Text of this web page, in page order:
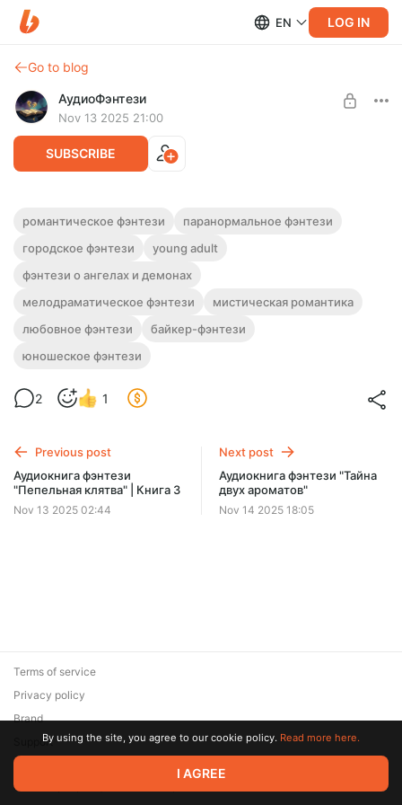
EN LOG IN
Go to blog
АудиоФэнтези
Nov 13 2025 21:00
SUBSCRIBE
Аудиокнига фэнтези "Любовь сквозь
века" | Трилогия
Полная версия.
рекламы и любых ограничений!
Level required:
UNLOCK WITH DISCOUNT
$1.86 per month
романтическое фэнтези
паранормальное фэнтези
городское фэнтези
young adult
фэнтези о ангелах и демонах
мелодраматическое фэнтези
мистическая романтика
любовное фэнтези
байкер-фэнтези
юношеское фэнтези
2 1
Previous post
Аудиокнига фэнтези
"Пепельная клятва" | Книга 3
Nov 13 2025 02:44
Next post
Аудиокнига фэнтези "Тайна
двух ароматов"
Nov 14 2025 18:05
© 2026 Zaya Solutions Limited. All rights reserved. All trademarks
are the property of their respective owners.
Terms of service
Privacy policy
Brand
SupportBy using the site, you agree to our cookie policy. Read more here.
I AGREE